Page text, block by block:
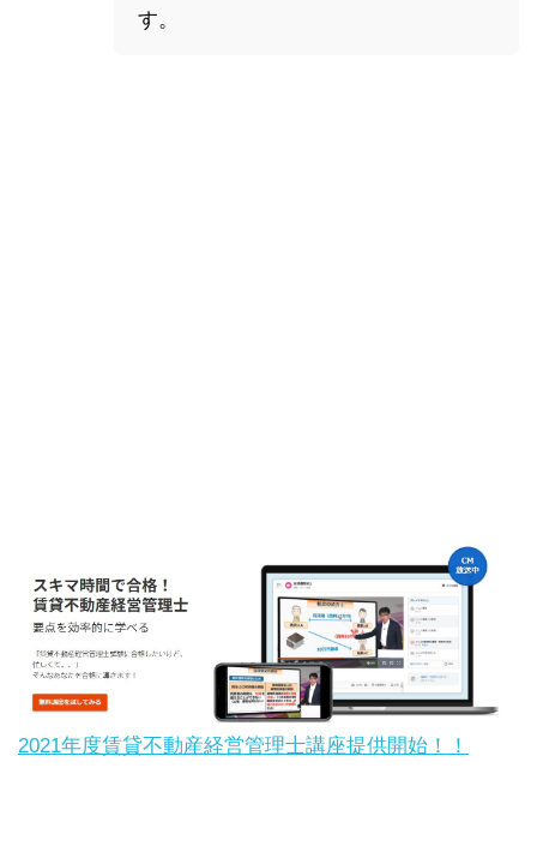
す。
2021年度賃貸不動産経営管理士講座提供開始！！